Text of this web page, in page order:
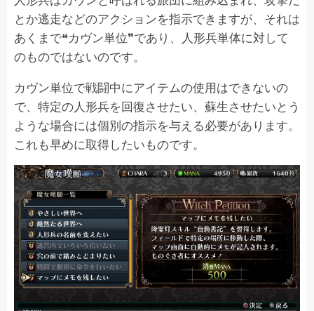
とか逃走などのアクションを指示できますが、それは
あくまで❝カヴン単位❞であり、人形兵単体に対して
のものではないのです。
カヴン単位で戦闘中にアイテムの使用はできないの
で、特定の人形兵を回復させたい、蘇生させたいとう
ような場合には個別の指示を与える必要があります。
これも早めに取得したいものです。